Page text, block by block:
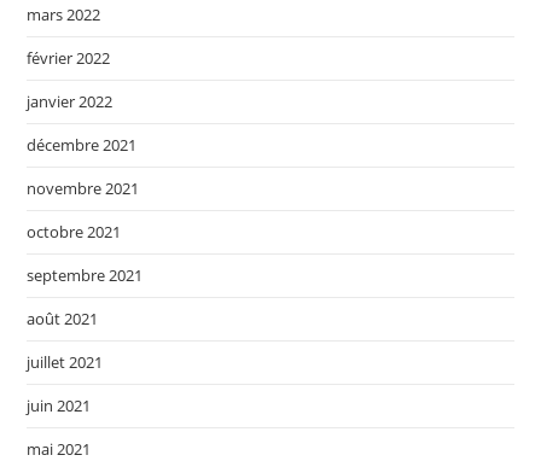
mars 2022
février 2022
janvier 2022
décembre 2021
novembre 2021
octobre 2021
septembre 2021
août 2021
juillet 2021
juin 2021
mai 2021